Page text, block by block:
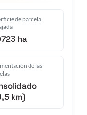
de parcela
ha
de las
km)